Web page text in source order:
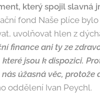
který spojil slavná
fond Naše plíce
uvolňovat hlen z
finance ani ty ze
jsou k dispozici.
úžasná věc,
oddělení Ivan Peychl.